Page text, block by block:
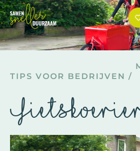
TIPS VOOR BEDRIJVEN /